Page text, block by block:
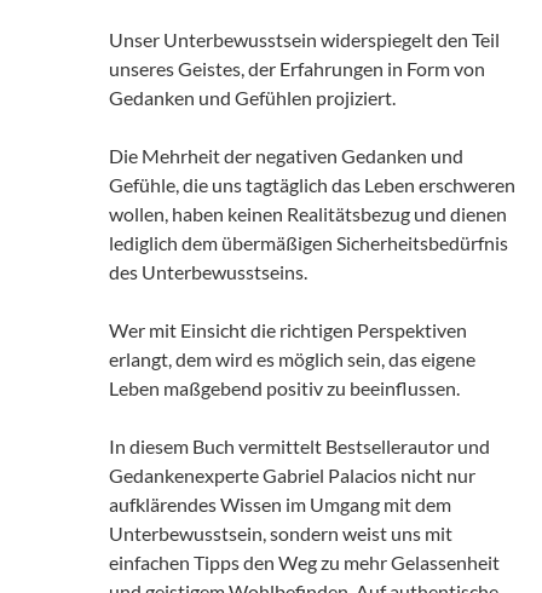
Unser Unterbewusstsein widerspiegelt den Teil
unseres Geistes, der Erfahrungen in Form von
Gedanken und Gefühlen projiziert.
Die Mehrheit der negativen Gedanken und
Gefühle, die uns tagtäglich das Leben erschweren
wollen, haben keinen Realitätsbezug und dienen
lediglich dem übermäßigen Sicherheitsbedürfnis
des Unterbewusstseins.
Wer mit Einsicht die richtigen Perspektiven
erlangt, dem wird es möglich sein, das eigene
Leben maßgebend positiv zu beeinflussen.
In diesem Buch vermittelt Bestsellerautor und
Gedankenexperte Gabriel Palacios nicht nur
aufklärendes Wissen im Umgang mit dem
Unterbewusstsein, sondern weist uns mit
einfachen Tipps den Weg zu mehr Gelassenheit